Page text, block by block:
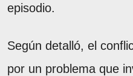
episodio.
Según detalló, el
por un problema que